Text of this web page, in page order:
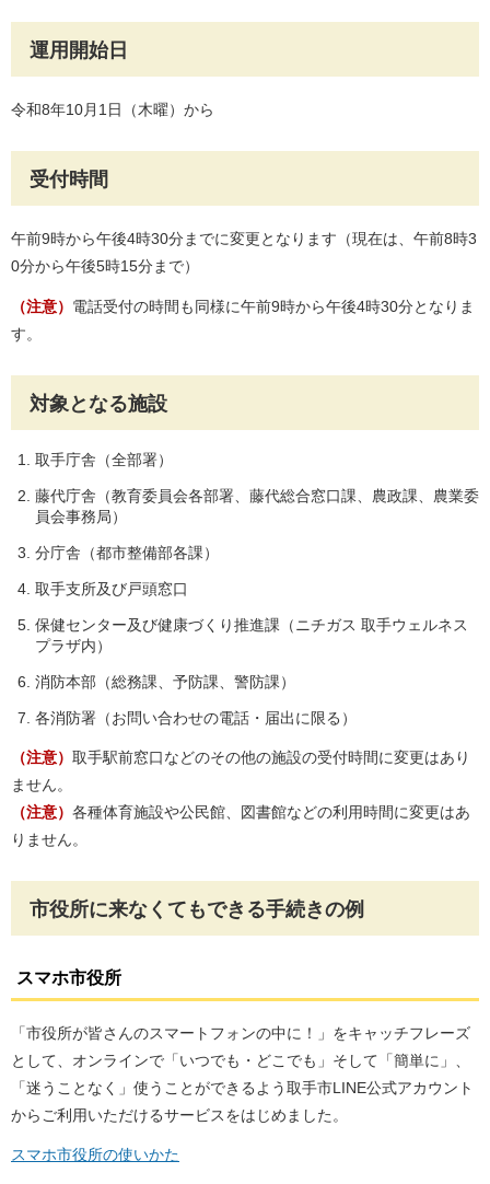
運用開始日
令和8年10月1日（木曜）から
受付時間
午前9時から午後4時30分までに変更となります（現在は、午前8時3
0分から午後5時15分まで）
（注意） 電話受付の時間も同様に午前9時から午後4時30分となりま
す。
対象となる施設
取手庁舎（全部署）
藤代庁舎（教育委員会各部署、藤代総合窓口課、農政課、農業委
員会事務局）
分庁舎（都市整備部各課）
取手支所及び戸頭窓口
保健センター及び健康づくり推進課（ニチガス 取手ウェルネス
プラザ内）
消防本部（総務課、予防課、警防課）
各消防署（お問い合わせの電話・届出に限る）
（注意） 取手駅前窓口などのその他の施設の受付時間に変更はあり
ません。
（注意） 各種体育施設や公民館、図書館などの利用時間に変更はあ
りません。
市役所に来なくてもできる手続きの例
スマホ市役所
「市役所が皆さんのスマートフォンの中に！」をキャッチフレーズ
として、オンラインで「いつでも・どこでも」そして「簡単に」、
「迷うことなく」使うことができるよう取手市LINE公式アカウント
からご利用いただけるサービスをはじめました。
スマホ市役所の使いかた